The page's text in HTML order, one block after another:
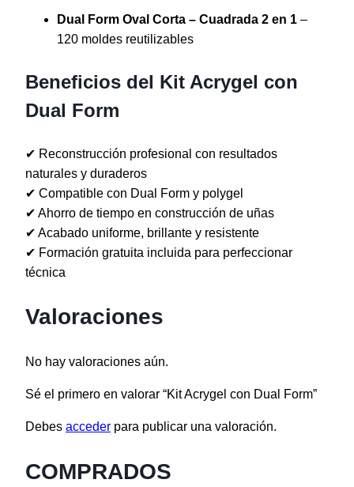
Dual Form Oval Corta – Cuadrada 2 en 1 –
120 moldes reutilizables
Beneficios del Kit Acrygel con
Dual Form
✔ Reconstrucción profesional con resultados
naturales y duraderos
✔ Compatible con Dual Form y polygel
✔ Ahorro de tiempo en construcción de uñas
✔ Acabado uniforme, brillante y resistente
✔ Formación gratuita incluida para perfeccionar
técnica
Valoraciones
No hay valoraciones aún.
Sé el primero en valorar “Kit Acrygel con Dual Form”
Debes acceder para publicar una valoración.
COMPRADOS